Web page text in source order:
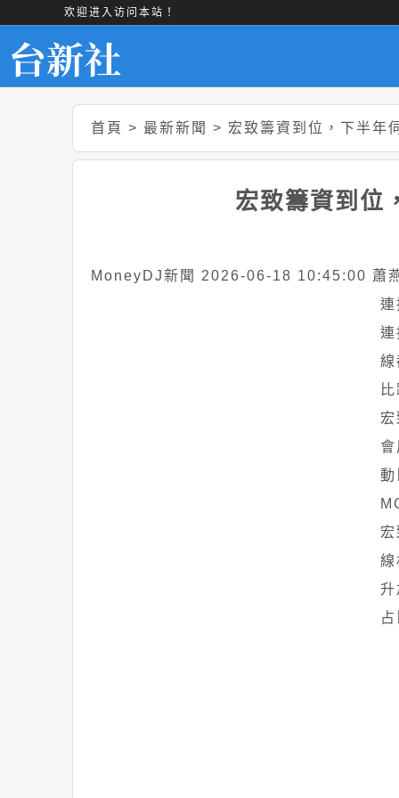
欢迎进入访问本站！
首頁 > 最新新聞 > 宏致籌資到位，下半年
宏致籌資到位
MoneyDJ新聞 2026-06-18 10:45:00 蕭
線
升